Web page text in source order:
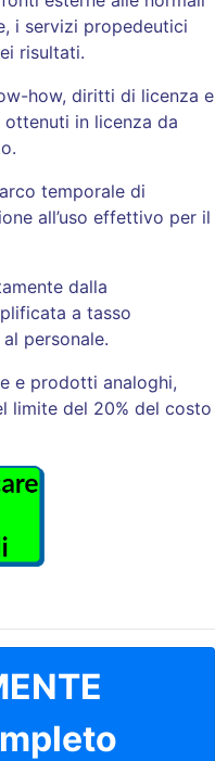
i servizi propedeutici
risultati.
how, diritti di licenza e
in licenza da
temporale di
all’uso effettivo per il
dalla
a tasso
personale.
e prodotti analoghi,
limite del 20% del costo